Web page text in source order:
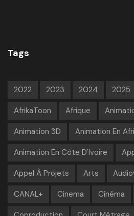
Tags
2022 2023 2024 2025
AfrikaToon Afrique
Animation 3D Animation En
Animation En Côte D'Ivoire
Appel À Projets Arts
CANAL+ Cinema Cinéma